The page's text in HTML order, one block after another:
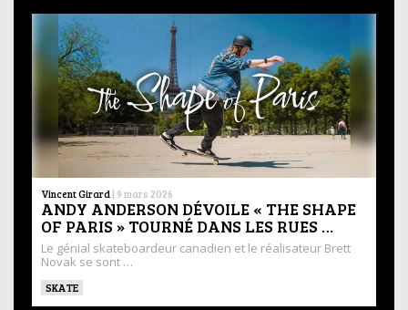
Vincent Girard | 9 mars 2026
ANDY ANDERSON DÉVOILE « THE SHAPE
OF PARIS » TOURNÉ DANS LES RUES …
Le génial skateboardeur canadien et le réalisateur Brett
Novak se sont …
SKATE